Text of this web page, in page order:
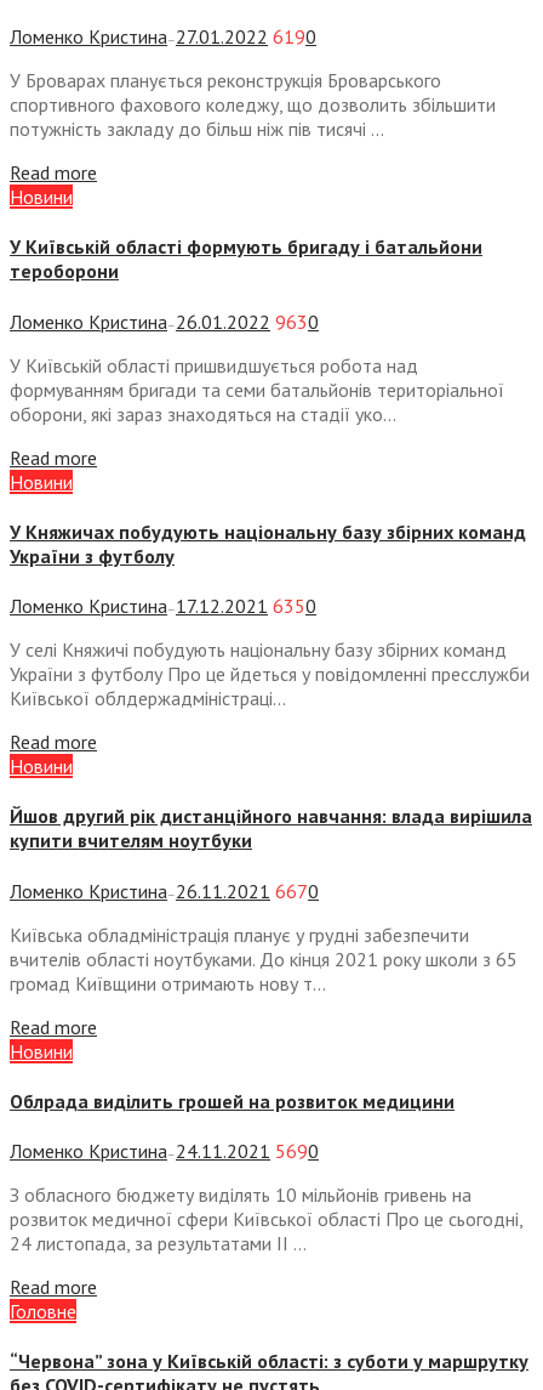
Ломенко Кристина— 27.01.2022 6190
У Броварах планується реконструкція Броварського
спортивного фахового коледжу, що дозволить збільшити
потужність закладу до більш ніж пів тисячі ...
Read more
Новини
У Київській області формують бригаду і батальйони
тероборони
Ломенко Кристина — 26.01.2022 9630
У Київській області пришвидшується робота над
формуванням бригади та семи батальйонів територіальної
оборони, які зараз знаходяться на стадії уко...
Read more
Новини
У Княжичах побудують національну базу збірних команд
України з футболу
Ломенко Кристина— 17.12.2021 6350
У селі Княжичі побудують національну базу збірних команд
України з футболу Про це йдеться у повідомленні пресслужби
Київської облдержадміністраці...
Read more
Новини
Йшов другий рік дистанційного навчання: влада вирішила
купити вчителям ноутбуки
Ломенко Кристина — 26.11.2021 6670
Київська обладміністрація планує у грудні забезпечити
вчителів області ноутбуками. До кінця 2021 року школи з 65
громад Київщини отримають нову т...
Read more
Новини
Облрада виділить грошей на розвиток медицини
Ломенко Кристина— 24.11.2021 5690
З обласного бюджету виділять 10 мільйонів гривень на
розвиток медичної сфери Київської області Про це сьогодні,
24 листопада, за результатами II ...
Read more
Головне
“Червона” зона у Київській області: з суботи у маршрутку